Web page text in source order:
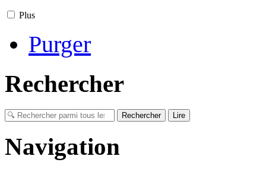
Plus
Purger
Rechercher
Navigation